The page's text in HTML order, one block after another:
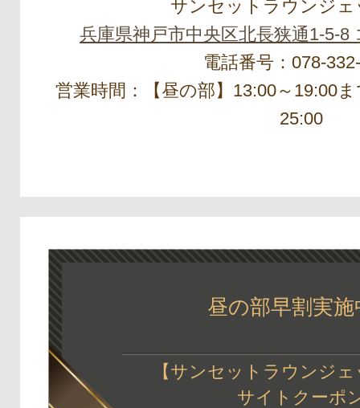
サンセットラウンジェ
兵庫県神戸市中央区北長狭通1-5-8
電話番号：078-
営業時間：【昼の部】13:00～19:00
25:00
昼の部早割実施
【サンセットラウンジ
サイトクーポ